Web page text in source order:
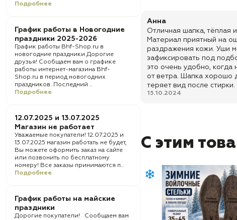
Подробнее
График работы в Новогодние
праздники 2025-2026
График работы Bhf-Shop.ru в
новогодние праздники Дорогие
друзья! Сообщаем вам о графике
работы интернет-магазина Bhf-
Shop.ru в период новогодних
праздников. Последний ..
Подробнее
12.07.2025 и 13.07.2025
Магазин не работает
Уважаемые покупатели! 12.07.2025 и
13.07.2025 магазин работать не будет,
Вы можете оформить заказ на сайте
или позвонить по бесплатному
номеру! Все заказы принимаются п..
Подробнее
График работы на майские
праздники
Дорогие покупатели! Сообщаем вам
Анна
Отличная шапка, тёплая
Материал приятный на
раздражения кожи. Уши
зафиксировать под
это очень удобно, когда
от ветра. Шапка хорошо
теряет вид после стирки.
15.10.2024
С этим